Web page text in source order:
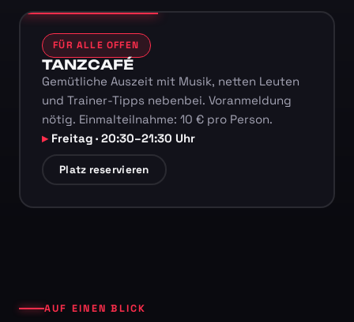
FÜR ALLE OFFEN
TANZCAFÉ
Gemütliche Auszeit mit Musik, netten Leuten
und Trainer-Tipps nebenbei. Voranmeldung
nötig. Einmalteilnahme: 10 € pro Person.
Freitag · 20:30–21:30 Uhr
Platz reservieren
AUF EINEN BLICK